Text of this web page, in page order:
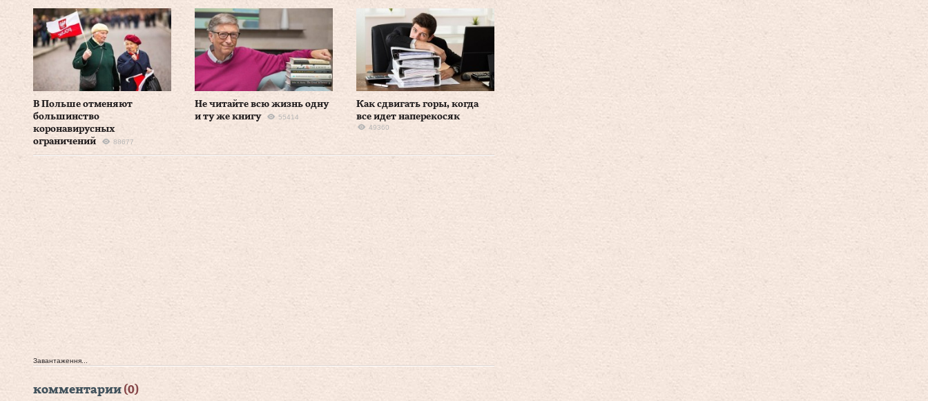
В Польше отменяют
большинство
коронавирусных
ограничений
88677
Не читайте всю жизнь одну
и ту же книгу
55414
Как сдвигать горы, когда
все идет наперекосяк
49360
Завантаження...
комментарии (0)